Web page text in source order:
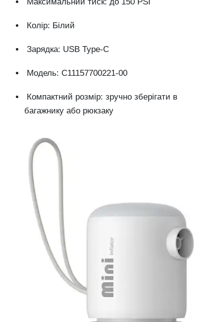
Колір: Білий
Зарядка: USB Type-C
Модель: C11157700221-00
Компактний розмір: зручно зберігати в
багажнику або рюкзаку